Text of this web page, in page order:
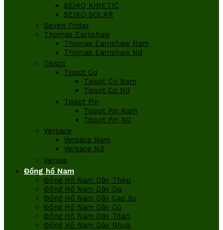
SEIKO KINETIC
SEIKO SOLAR
Seven Friday
Thomas Earnshaw
Thomas Earnshaw Nam
Thomas Earnshaw Nữ
Tissot
Tissot Cơ
Tissot Cơ Nam
Tissot Cơ Nữ
Tissot Pin
Tissot Pin Nam
Tissot Pin Nữ
Versace
Versace Nam
Versace Nữ
Versus
Đồng hồ Nam
Đồng Hồ Nam Dây Thép
Đồng Hồ Nam Dây Da
Đồng Hồ Nam Dây Cao Su
Đồng Hồ Nam Dây Dù
Đồng Hồ Nam Dây Titan
Đồng Hồ Nam Dây Nhựa